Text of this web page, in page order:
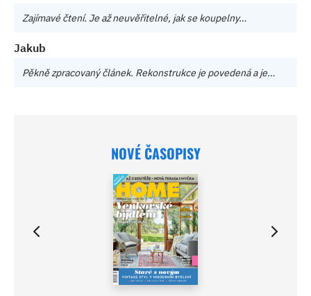
Zajímavé čtení. Je až neuvěřitelné, jak se koupelny…
Jakub
Pěkně zpracovaný článek. Rekonstrukce je povedená a je…
NOVÉ ČASOPISY